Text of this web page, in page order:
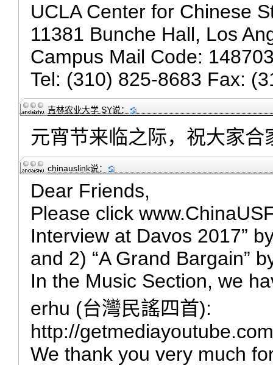
UCLA Center for Chinese
11381 Bunche Hall, Los
Campus Mail Code:
Tel: (310) 825-8683 Fax:
吉林农业大学 SY说：
元宵节来临之际，祝大家合
chinauslink说：
Dear Friends,
Please click
Interview at Davos 2017”
and 2) “A Grand Bargain”
In the Music Section, we
erhu (台灣民謠四首):
http://
We thank you very much